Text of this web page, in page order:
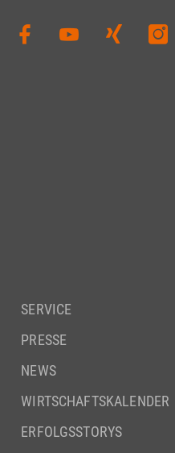
SERVICE
PRESSE
NEWS
WIRTSCHAFTSKALENDER
ERFOLGSSTORYS